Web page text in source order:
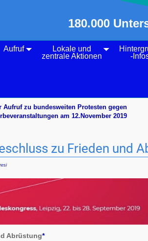
180.000
Aufruf
Lokale und
zentrale Aktionen
-
Aufruf zu bundesweiten Protesten gegen
am 12.November 2019
zu Frieden und
resi
Abrüstung*